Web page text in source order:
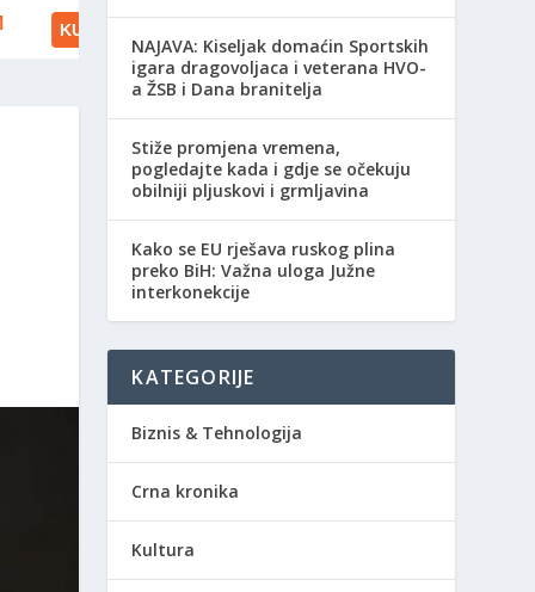
NAJAVA: Kiseljak domaćin Sportskih
igara dragovoljaca i veterana HVO-
a ŽSB i Dana branitelja
Stiže promjena vremena,
pogledajte kada i gdje se očekuju
obilniji pljuskovi i grmljavina
Kako se EU rješava ruskog plina
preko BiH: Važna uloga Južne
interkonekcije
KATEGORIJE
Biznis & Tehnologija
Crna kronika
Kultura